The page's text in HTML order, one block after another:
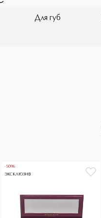
Для губ
-50%
ЭКСКЛЮЗИВ